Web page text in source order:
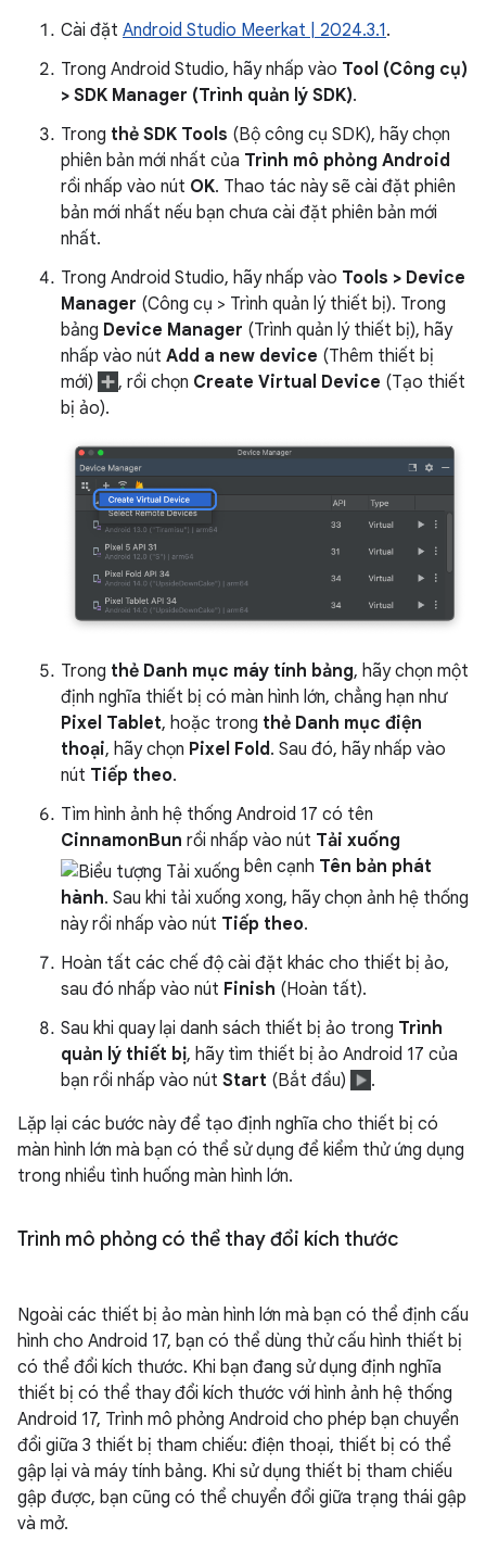
Cài đặt Android Studio Meerkat | 2024.3.1.
Trong Android Studio, hãy nhấp vào Tool (Công cụ)
> SDK Manager (Trình quản lý SDK).
Trong thẻ SDK Tools (Bộ công cụ SDK), hãy chọn
phiên bản mới nhất của Trình mô phỏng Android
rồi nhấp vào nút OK. Thao tác này sẽ cài đặt phiên
bản mới nhất nếu bạn chưa cài đặt phiên bản mới
nhất.
Trong Android Studio, hãy nhấp vào Tools > Device
Manager (Công cụ > Trình quản lý thiết bị). Trong
bảng Device Manager (Trình quản lý thiết bị), hãy
nhấp vào nút Add a new device (Thêm thiết bị
mới)
, rồi chọn Create Virtual Device (Tạo thiết
bị ảo).
Trong thẻ Danh mục máy tính bảng, hãy chọn một
định nghĩa thiết bị có màn hình lớn, chẳng hạn như
Pixel Tablet, hoặc trong thẻ Danh mục điện
thoại, hãy chọn Pixel Fold. Sau đó, hãy nhấp vào
nút Tiếp theo.
Tìm hình ảnh hệ thống Android 17 có tên
CinnamonBun rồi nhấp vào nút Tải xuống
bên cạnh Tên bản phát
hành. Sau khi tải xuống xong, hãy chọn ảnh hệ thống
này rồi nhấp vào nút Tiếp theo.
Hoàn tất các chế độ cài đặt khác cho thiết bị ảo,
sau đó nhấp vào nút Finish (Hoàn tất).
Sau khi quay lại danh sách thiết bị ảo trong Trình
quản lý thiết bị, hãy tìm thiết bị ảo Android 17 của
bạn rồi nhấp vào nút Start (Bắt đầu)
.
Lặp lại các bước này để tạo định nghĩa cho thiết bị có
màn hình lớn mà bạn có thể sử dụng để kiểm thử ứng dụng
trong nhiều tình huống màn hình lớn.
Trình mô phỏng có thể thay đổi kích thước
Ngoài các thiết bị ảo màn hình lớn mà bạn có thể định cấu
hình cho Android 17, bạn có thể dùng thử cấu hình thiết bị
có thể đổi kích thước. Khi bạn đang sử dụng định nghĩa
thiết bị có thể thay đổi kích thước với hình ảnh hệ thống
Android 17, Trình mô phỏng Android cho phép bạn chuyển
đổi giữa 3 thiết bị tham chiếu: điện thoại, thiết bị có thể
gập lại và máy tính bảng. Khi sử dụng thiết bị tham chiếu
gập được, bạn cũng có thể chuyển đổi giữa trạng thái gập
và mở.